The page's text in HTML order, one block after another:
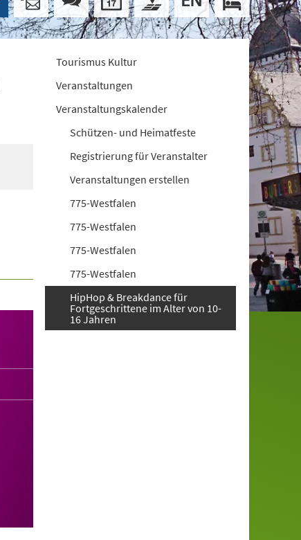
Tourismus Kultur
Veranstaltungen
Veranstaltungskalender
Schützen- und Heimatfeste
Registrierung für Veranstalter
Veranstaltungen erstellen
775-Westfalen
775-Westfalen
775-Westfalen
775-Westfalen
HipHop & Breakdance für
Fortgeschrittene im Alter von 10-
16 Jahren